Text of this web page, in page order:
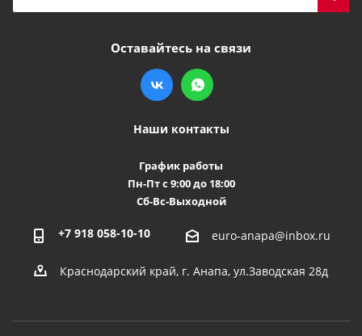
Оставайтесь на связи
Наши контакты
График работы
Пн-Пт с 9:00 до 18:00
Сб-Вс-Выходной
+7 918 058-10-10 euro-anapa@inbox.ru
Краснодарский край, г. Анапа, ул.Заводская 28д